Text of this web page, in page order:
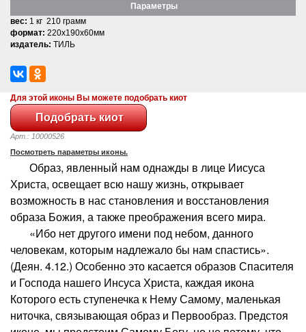
Параметры
вес: 1 кг 210 грамм
формат: 220x190x60мм
издатель: ТИЛЬ
Для этой иконы Вы можете подобрать киот
Арт.: 10000526
Посмотреть параметры иконы.
Образ, явленный нам однажды в лице Иисуса
Христа, освещает всю нашу жизнь, открывает
возможность в нас становления и восстановления
образа Божия, а также преображения всего мира.
«Ибо нет другого имени под небом, данного
человекам, которым надлежало бы нам спастись».
(Деян. 4.12.) Особенно это касается образов Спасителя
и Господа нашего Инсуса Христа, каждая икона
Которого есть ступенечка к Нему Самому, маленькая
ниточка, связывающая образ и Первообраз. Предстоя